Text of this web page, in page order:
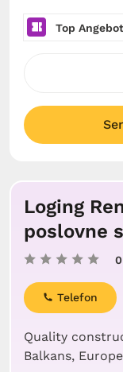
Top Angebot
Loging
poslovne
0
Quality
Balkans, Europe
Telefon